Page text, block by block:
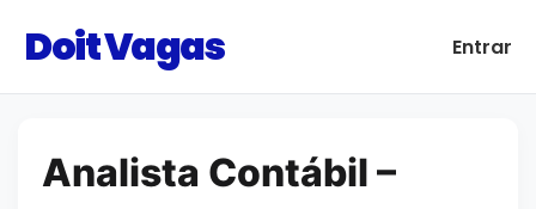
Doit Vagas Entrar
Analista Contábil –